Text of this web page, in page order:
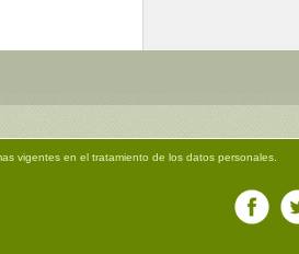
vigentes en el tratamiento de los datos personales.